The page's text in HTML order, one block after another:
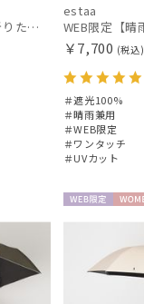
【WEB限定】晴雨兼用折りたたみ日傘 ポロ ラルフ ローレン（POLO RALPH LAUREN）シャンブレーレース 遮光100 UV100
estaa
￥7,700 (税込)
＃遮光100%
＃晴雨兼用
＃WEB限定
＃ワンタッチ
＃UVカット